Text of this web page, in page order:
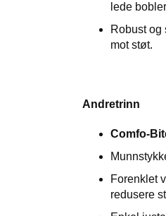
lede
Robust og
mot støt.
Andretrinn
Comfo-
Forenklet
redusere